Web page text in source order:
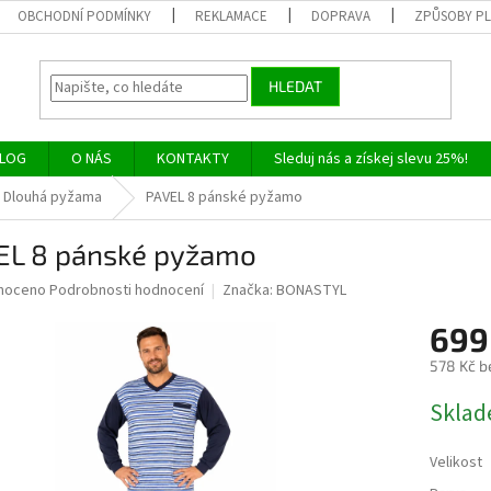
OBCHODNÍ PODMÍNKY REKLAMACE DOPRAVA ZPŮSOBY
HLEDAT
O NÁS KONTAKTY
Sleduj nás a získej slevu 25%!
Dlouhá pyžama PAVEL 8 pánské pyžamo
8 pánské pyžamo
Podrobnosti hodnocení Značka: BONASTYL
578 Kč
cena:
Velikost